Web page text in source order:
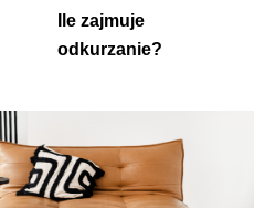
Ile zajmuje
odkurzanie?